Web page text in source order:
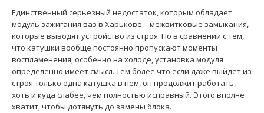
Применение на автомобилях семейства Daewoo Lanos-
2, Chevrolet Aveo 1.5 и их модификациях. Даный..
Единственный серьезный недостаток, которым обладает
модуль зажигания ваз в Харькове – межвитковые замыкания,
которые выводят устройство из строя. Но в сравнении с тем,
что катушки вообще постоянно пропускают моменты
воспламенения, особенно на холоде, установка модуля
определенно имеет смысл. Тем более что если даже выйдет из
строя только одна катушка в нем, он продолжит работать,
хоть и куда слабее, чем полностью исправный. Этого вполне
хватит, чтобы дотянуть до замены блока.